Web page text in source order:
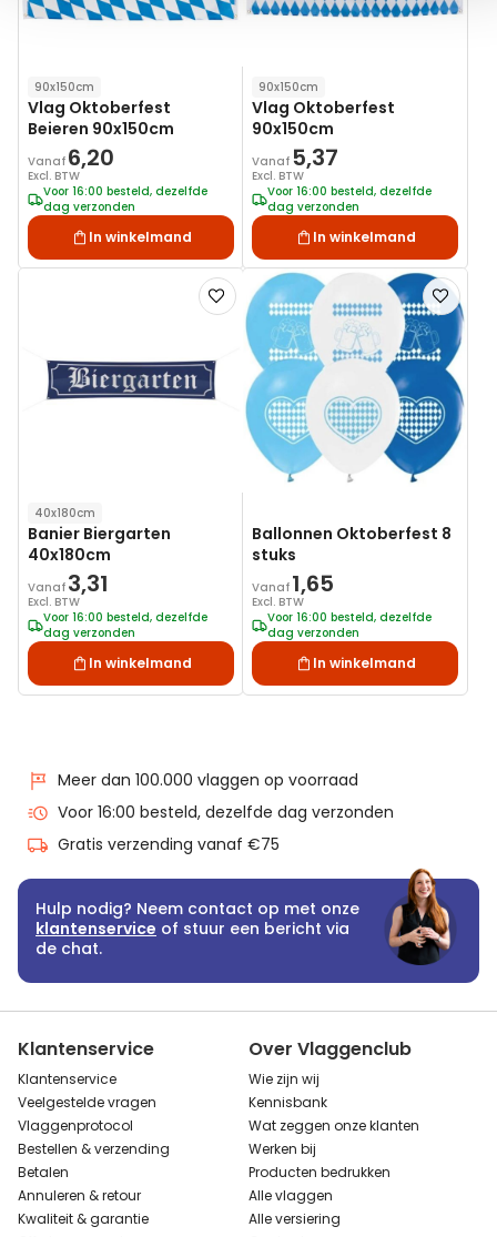
90x150cm
Vlag Oktoberfest
Beieren 90x150cm
Vanaf 6,20
Excl. BTW
Voor 16:00 besteld, dezelfde
dag verzonden
In winkelmand
90x150cm
Vlag Oktoberfest
90x150cm
Vanaf 5,37
Excl. BTW
Voor 16:00 besteld, dezelfde
dag verzonden
In winkelmand
Voeg
toe
verlanglijst
40x180cm
Banier Biergarten
40x180cm
Vanaf 3,31
Excl. BTW
Voor 16:00 besteld, dezelfde
dag verzonden
In winkelmand
Voeg
toe
aan
Ballonnen Oktoberfest 8
stuks
Vanaf 1,65
Excl. BTW
Voor 16:00 besteld, dezelfde
dag verzonden
In winkelmand
Meer dan 100.000 vlaggen op voorraad
Voor 16:00 besteld, dezelfde dag verzonden
Gratis verzending vanaf €75
Hulp nodig? Neem contact op met onze
klantenservice of stuur een bericht via
de chat.
Klantenservice
Klantenservice
Veelgestelde vragen
Vlaggenprotocol
Bestellen & verzending
Betalen
Annuleren & retour
Kwaliteit & garantie
Over Vlaggenclub
Wie zijn wij
Kennisbank
Wat zeggen onze klanten
Werken bij
Producten bedrukken
Alle vlaggen
Alle versiering